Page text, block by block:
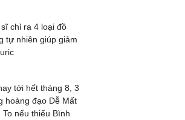
sĩ chỉ ra 4 loại đồ
tự nhiên giúp giảm
tới hết tháng 8, 3
hoàng đạo Dễ Mất
To nếu thiếu Bình